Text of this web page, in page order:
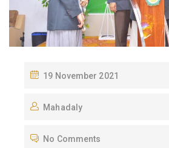
P
S
E
19 November 2021
Mahadaly
No Comments